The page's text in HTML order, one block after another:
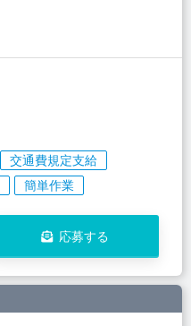
交通費規定支給
簡単作業
応募する